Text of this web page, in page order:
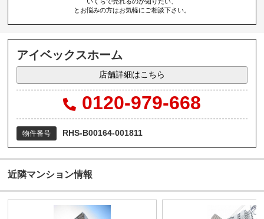
とお悩みの方はお気軽にご相談下さい。
アイベックスホーム
店舗詳細はこちら
0120-979-668
物件番号 RHS-B00164-001811
近隣マンション情報